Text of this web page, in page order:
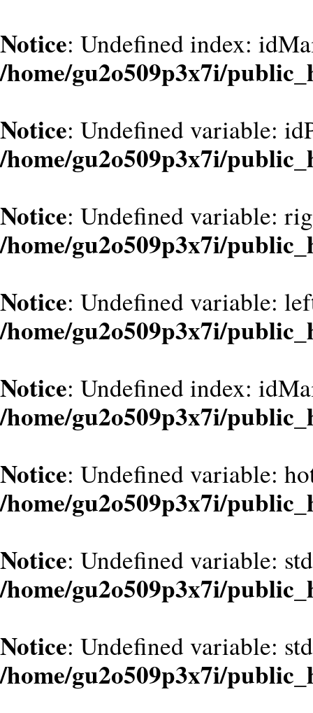
Notice: Undefined index:
/home/gu2o509p3x7i/
Notice: Undefined variable:
/home/gu2o509p3x7i/
Notice: Undefined variable:
/home/gu2o509p3x7i/
Notice: Undefined variable:
/home/gu2o509p3x7i/
Notice: Undefined index:
/home/gu2o509p3x7i/
Notice: Undefined variable:
/home/gu2o509p3x7i/
Notice: Undefined variable:
/home/gu2o509p3x7i/
Notice: Undefined variable:
/home/gu2o509p3x7i/